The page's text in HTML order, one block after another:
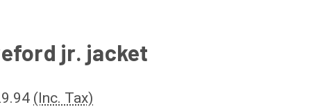
jr. jacket
(Inc. Tax)